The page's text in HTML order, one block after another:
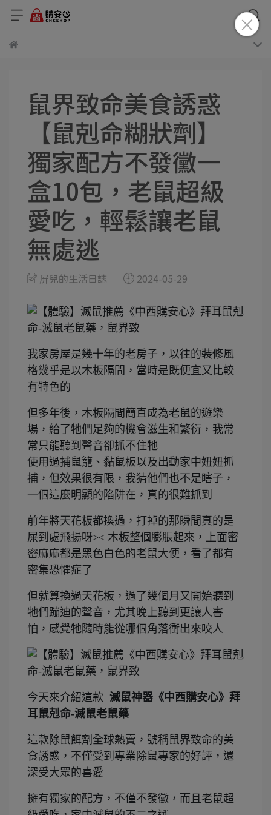
鼠界致命美食誘惑
【鼠剋命糊狀劑】
獨家配方不發黴一
盒10包，老鼠超級
愛吃，輕鬆讓老鼠
無處逃
屏兒的生活日誌 2024-05-29
我家房屋是幾十年的老房子，以往的裝修風
格幾乎是以木板隔間，當時是既便宜又比較
有特色的
但多年後，木板隔間簡直成為老鼠的遊樂
場，給了牠們足夠的機會滋生和繁衍，我常
常只能聽到聲音卻抓不住牠
使用過捕鼠籠、黏鼠板以及出動家中妞妞抓
捕，但效果很有限，我猜他們也不是瞎子，
一個這麼明顯的陷阱在，真的很難抓到
前年將天花板都換過，打掉的那瞬間真的是
屎到處飛揚呀>< 木板整個膨脹起來，上面密
密麻麻都是黑色白色的老鼠大便，看了都有
密集恐懼症了
但就算換過天花板，過了幾個月又開始聽到
牠們蹦迪的聲音，尤其晚上聽到更讓人害
怕，感覺牠隨時能從哪個角落衝出來咬人
今天來介紹這款 滅鼠神器《中西購安心》拜
耳鼠剋命-滅鼠老鼠藥
這款除鼠餌劑全球熱賣，號稱鼠界致命的美
食誘惑，不僅受到專業除鼠專家的好評，還
深受大眾的喜愛
擁有獨家的配方，不僅不發黴，而且老鼠超